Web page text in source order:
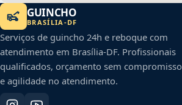
GUINCHO
BRASÍLIA -DF
Serviços de guincho 24h e reboque com
atendimento em Brasília-DF. Profissionais
qualificados, orçamento sem compromisso
e agilidade no atendimento.